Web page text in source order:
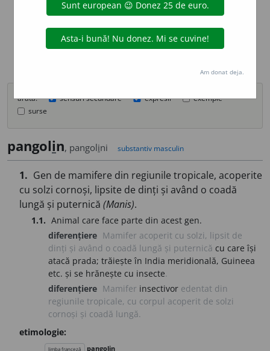
info
originale se află pe filadefiniții.
preferințe
arată: sensuri secundare expresii
exemple
surse
pangolin, pangolini substantiv masculin
1. Gen de mamifere din regiunile tropicale, acoperite
cu solzi cornoși, lipsite de dinți și având o coadă
lungă și puternică (Manis).
1.1. Animal care face parte din acest gen.
diferențiere Mamifer acoperit cu solzi, lipsit de
dinți și având o coadă lungă și puternică cu care își
atacă prada; trăiește în India meridională, Guineea
etc. și se hrănește cu insecte.
diferențiere Mamifer insectivor edentat din
regiunile tropicale, cu corpul acoperit de solzi
cornoși și coadă lungă.
etimologie:
limba franceză pangolin
Am donat deja.